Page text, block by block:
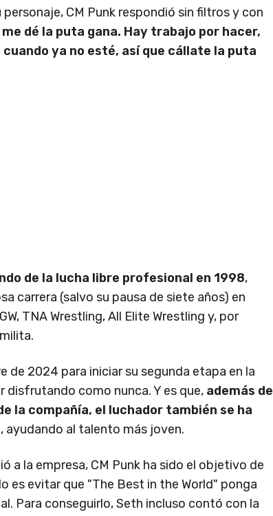
CM Punk respondió sin filtros y con
dé la puta gana. Hay trabajo por hacer,
cuando ya no esté, así que cállate la puta
de la lucha libre profesional en 1998,
carrera (salvo su pausa de siete años) en
TNA Wrestling, All Elite Wrestling y, por
de 2024 para iniciar su segunda etapa en la
disfrutando como nunca. Y es que, además de
la compañía, el luchador también se ha
, ayudando al talento más joven.
a la empresa, CM Punk ha sido el objetivo de
es evitar que "The Best in the World" ponga
Para conseguirlo, Seth incluso contó con la